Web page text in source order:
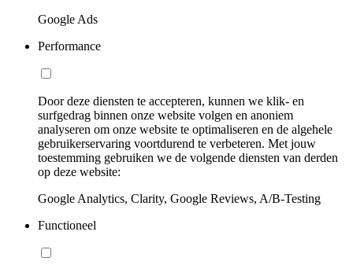
Google Ads
Performance
Door deze diensten te accepteren, kunnen we klik- en
surfgedrag binnen onze website volgen en anoniem
analyseren om onze website te optimaliseren en de algehele
gebruikerservaring voortdurend te verbeteren. Met jouw
toestemming gebruiken we de volgende diensten van derden
op deze website:
Google Analytics, Clarity, Google Reviews, A/B-Testing
Functioneel